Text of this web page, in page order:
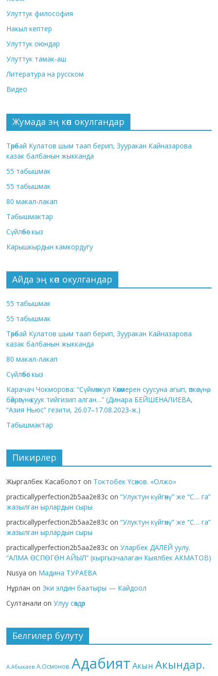
Улуттук философия
Накыл кептер
Улуттук оюндар
Улуттук тамак-аш
Литература на русском
Видео
Жумада эң көп окулгандар
Төрөбай Кулатов шым таап берип, Зууракан Кайназарова
казак балбанын жыкканда
55 табышмак
55 табышмак
80 макал-лакап
Табышмактар
Сүйлөбөс кыз
Карышкырдын камкордугу
Айда эң көп окулгандар
55 табышмак
55 табышмак
Төрөбай Кулатов шым таап берип, Зууракан Кайназарова
казак балбанын жыкканда
80 макал-лакап
Сүйлөбөс кыз
Карачач Чокморова: “Сүймөнкул Көкөмерен суусуна агып, өпкөсүнө,
бөйрөгүнө суук тийгизип алган…” (Динара БЕЙШЕНАЛИЕВА,
“Азия Ньюс” гезити, 26.07–17.08.2023-ж.)
Табышмактар
Пикирлер
Жыргалбек Касаболот on Токтобек Үсөнов. «Олжо»
practicallyperfection2b5aa2e83c on“Улуктун күйгөнү” же “С… га”
жазылган ырлардын сыры
practicallyperfection2b5aa2e83c on“Улуктун күйгөнү” же “С… га”
жазылган ырлардын сыры
practicallyperfection2b5aa2e83c onУларбек ДАЛЕЙ уулу.
“АЛМА ӨСПӨГӨН АЙЫЛ” (кыргызчалаган Кыялбек АКМАТОВ)
Nusya on Мадина ТУРАЕВА
Нұрлан on Эки элдин баатыры — Кайдоол
Султанали onУлуу сөздөр
Белгилер булуту
А.Абыкаев А.Осмонов Адабият Акын Акындар.